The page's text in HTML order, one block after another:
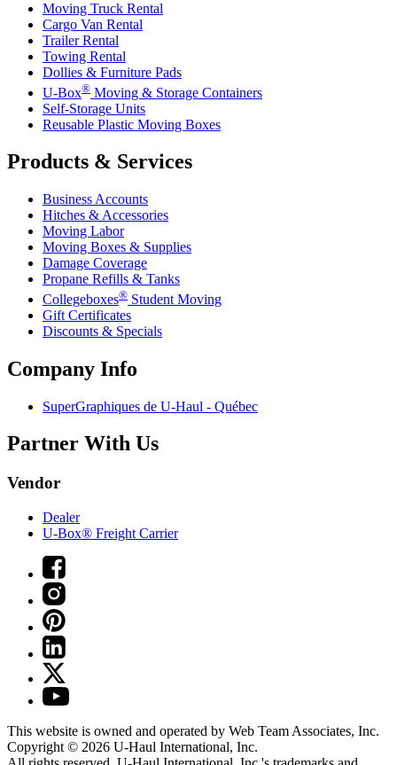
Moving Truck Rental
Cargo Van Rental
Trailer Rental
Towing Rental
Dollies & Furniture Pads
U-Box® Moving & Storage Containers
Self-Storage Units
Reusable Plastic Moving Boxes
Products & Services
Business Accounts
Hitches & Accessories
Moving Labor
Moving Boxes & Supplies
Damage Coverage
Propane Refills & Tanks
Collegeboxes® Student Moving
Gift Certificates
Discounts & Specials
Company Info
SuperGraphiques de U-Haul - Québec
Partner With Us
Vendor
Dealer
U-Box® Freight Carrier
This website is owned and operated by Web Team Associates, Inc.
Copyright © 2026 U-Haul International, Inc.